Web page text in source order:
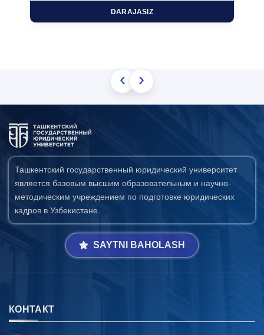
DARAJASIZ
‹ ›
Ташкентский государственный юридический университет
является базовым высшим образовательным и научно-
методическим учреждением по подготовке юридических
кадров в Узбекистане.
SAYTNI BAHOLASH
КОНТАКТ